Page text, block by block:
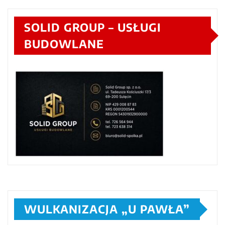
SOLID GROUP – USŁUGI
BUDOWLANE
WULKANIZACJA „U PAWŁA”